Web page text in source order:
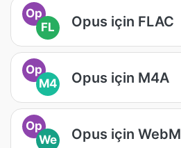
Op
FL
Opus için FLAC
Op
M4
Opus için M4A
Op
We
Opus için WebM